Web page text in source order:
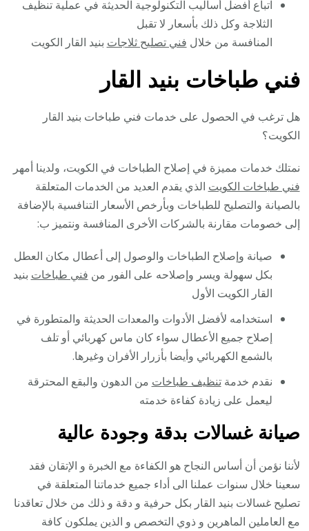
اتباع أفضل أساليب التكنولوجية الحديثة في عملية تنظيف
الثلاجة وكل ذلك بأسعار لا تقبل
المنافسة من خلال فني تصليح ثلاجات بنيد القار الكويت
فني طباخات بنيد القار
هل ترغب في الحصول على خدمات فني طباخات بنيد القار
الكويت؟
نمتلك خدمات مميزة في إصلاح الطباخات في الكويت، ولدينا أمهر
فني طباخات الكويت الذي يقدم العديد من الخدمات المتعلقة
بالصيانة والتصليح للطباخات وبأرخص الأسعار التنافسية بالإضافة
إلى خصومات مقارنة بالشركات الأخرى المنافسة ونتميز ب:
صيانة وإصلاح الطباخات والوصول إلى أعطال مكان العطل
بكل سهولة ويسر وإصلاحه على الفور من فني طباخات بنيد
القار الكويت الأول
استخدامه لأفضل الأدوات والمعدات الحديثة والمتطورة في
إصلاح جميع الأعطال سواء كان ماس كهربائي أو تلف
بالشمع الكهربائي وأيضا بأزرار الأفران وغيرها.
نقدم خدمةتنظيف طباخات من الدهون والبقع المحترقة
ليعمل على زيادة كفاءة خدمته
صيانة غسالات بدقة وجودة عالية
لأننا نؤمن أن أساس النجاح هو الكفاءة مع الخبرة و الإتقان فقد
سعينا خلال سنوات عملنا الى أداء جميع خدماتنا المتعلقة في
تصليح غسالات بنيد القار بكل حرفية و دقة و ذلك من خلال تعاقدنا
مع العاملين الماهرين و ذوي التخصص و الذين يملكون كافة